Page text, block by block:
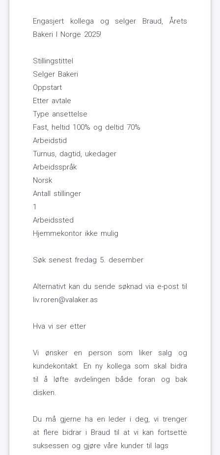
Engasjert kollega og selger Braud, Årets
Bakeri I Norge 2025!
Stillingstittel
Selger Bakeri
Oppstart
Etter avtale
Type ansettelse
Fast, heltid 100% og deltid 70%
Arbeidstid
Turnus, dagtid, ukedager
Arbeidsspråk
Norsk
Antall stillinger
1
Arbeidssted
Hjemmekontor ikke mulig
Søk senest fredag 5. desember
Alternativt kan du sende søknad via e-post til
liv.roren@valaker.as
Hva vi ser etter
Vi ønsker en person som liker salg og
kundekontakt. En ny kollega som skal bidra
til å løfte avdelingen både foran og bak
disken.
Du må gjerne ha en leder i deg, vi trenger
at flere bidrar i Braud til at vi kan fortsette
suksessen og gjøre våre kunder til lags